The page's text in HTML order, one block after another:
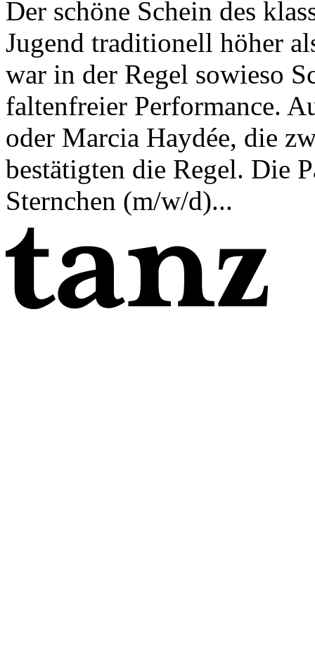
Der schöne Schein des
Jugend traditionell höher
war in der Regel sowieso
faltenfreier Performance.
oder Marcia Haydée, die
bestätigten die Regel. Die
Sternchen (m/w/d)...